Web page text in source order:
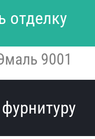
отделку
9001